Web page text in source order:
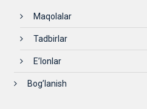
Maqolalar
Tadbirlar
E’lonlar
Bog’lanish